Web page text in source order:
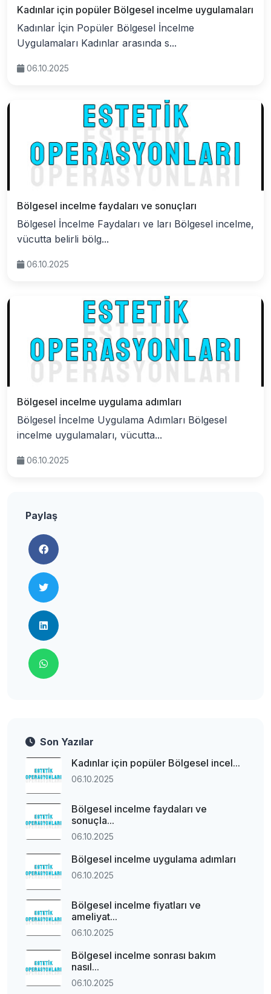
Kadınlar için popüler Bölgesel incelme uygulamaları
Kadınlar İçin Popüler Bölgesel İncelme
Uygulamaları Kadınlar arasında s...
06.10.2025
Bölgesel incelme faydaları ve sonuçları
Bölgesel İncelme Faydaları ve ları Bölgesel incelme,
vücutta belirli bölg...
06.10.2025
Bölgesel incelme uygulama adımları
Bölgesel İncelme Uygulama Adımları Bölgesel
incelme uygulamaları, vücutta...
06.10.2025
Paylaş
Son Yazılar
Kadınlar için popüler Bölgesel incel...
06.10.2025
Bölgesel incelme faydaları ve
sonuçla...
06.10.2025
Bölgesel incelme uygulama adımları
06.10.2025
Bölgesel incelme fiyatları ve
ameliyat...
06.10.2025
Bölgesel incelme sonrası bakım
nasıl...
06.10.2025